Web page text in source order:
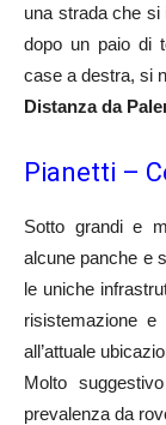
una strada che si
dopo un paio di
case a destra, si
Distanza da
Pianetti –
Sotto grandi e
alcune panche e
le uniche
risistemazione
all’attuale
Molto
prevalenza da